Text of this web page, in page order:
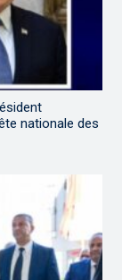
nationale des